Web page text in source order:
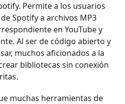
Permite a los usuarios
Spotify a archivos MP3
en YouTube y
Al ser de código abierto y
muchos aficionados a la
bibliotecas sin conexión
muchas herramientas de